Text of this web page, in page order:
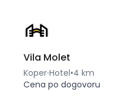
Vila Molet
Koper Hotel•4 km
Cena po dogovoru